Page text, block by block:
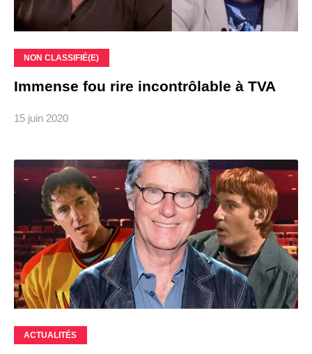
NON CLASSIFIÉ(E)
Immense fou rire incontrôlable à TVA
15 juin 2020
ACTUALITÉS